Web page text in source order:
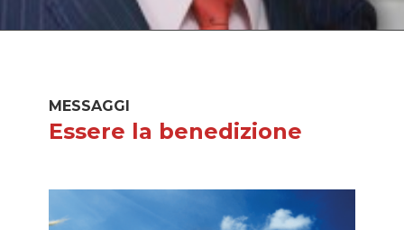
MESSAGGI
Essere la benedizione